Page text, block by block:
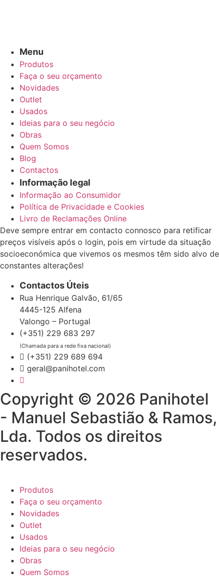
Menu
Produtos
Faça o seu orçamento
Novidades
Outlet
Usados
Ideias para o seu negócio
Obras
Quem Somos
Blog
Contactos
Informação legal
Informação ao Consumidor
Política de Privacidade e Cookies
Livro de Reclamações Online
Deve sempre entrar em contacto connosco para retificar
preços visíveis após o login, pois em virtude da situação
socioeconómica que vivemos os mesmos têm sido alvo de
constantes alterações!
Contactos Úteis
Rua Henrique Galvão, 61/65
4445-125 Alfena
Valongo – Portugal
(+351) 229 683 297
(Chamada para a rede fixa nacional)
(+351) 229 689 694
geral@panihotel.com
Copyright © 2026 Panihotel
- Manuel Sebastião & Ramos,
Lda. Todos os direitos
reservados.
Produtos
Faça o seu orçamento
Novidades
Outlet
Usados
Ideias para o seu negócio
Obras
Quem Somos